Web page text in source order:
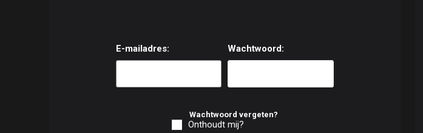
E-mailadres: Wachtwoord:
Wachtwoord vergeten?
Onthoudt mij?